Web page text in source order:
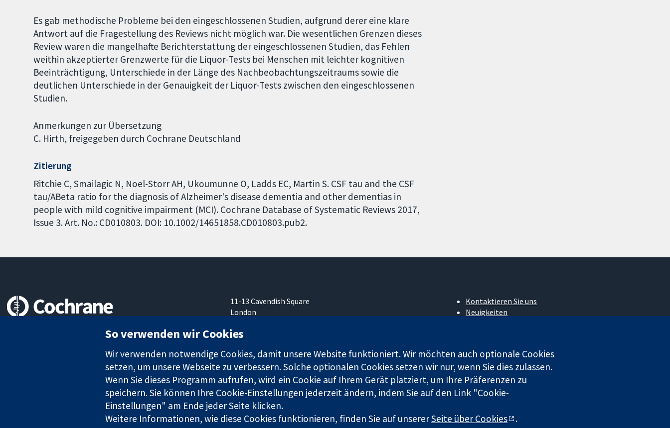
Es gab methodische Probleme bei den eingeschlossenen Studien, aufgrund derer eine klare
Antwort auf die Fragestellung des Reviews nicht möglich war. Die wesentlichen Grenzen dieses
Review waren die mangelhafte Berichterstattung der eingeschlossenen Studien, das Fehlen
weithin akzeptierter Grenzwerte für die Liquor-Tests bei Menschen mit leichter kognitiven
Beeinträchtigung, Unterschiede in der Länge des Nachbeobachtungszeitraums sowie die
deutlichen Unterschiede in der Genauigkeit der Liquor-Tests zwischen den eingeschlossenen
Studien.
Anmerkungen zur Übersetzung
C. Hirth, freigegeben durch Cochrane Deutschland
Zitierung
Ritchie C, Smailagic N, Noel-Storr AH, Ukoumunne O, Ladds EC, Martin S. CSF tau and the CSF
tau/ABeta ratio for the diagnosis of Alzheimer's disease dementia and other dementias in
people with mild cognitive impairment (MCI). Cochrane Database of Systematic Reviews 2017,
Issue 3. Art. No.: CD010803. DOI: 10.1002/14651858.CD010803.pub2.
11-13 Cavendish Square
London
Vereinigtes Königreich
Kontaktieren Sie uns
Neuigkeiten
Cochrane Library
Die Cochrane Collaboration ist eine gemeinützige Organisation (Nr. 1045921) und in England und in Wales als eine Gesellschaft mit beschränkter Haftung (Nr. 03044323) registriert. Umsatzsteuer-
Identifikationsnummer GB 718 2127 49.
Bedingungen für die Webseite Haftungsausschluss|Datenschutz
So verwenden wir Cookies
Wir verwenden notwendige Cookies, damit unsere Website funktioniert. Wir möchten auch optionale Cookies
setzen, um unsere Webseite zu verbessern. Solche optionalen Cookies setzen wir nur, wenn Sie dies zulassen.
Wenn Sie dieses Programm aufrufen, wird ein Cookie auf Ihrem Gerät platziert, um Ihre Präferenzen zu
speichern. Sie können Ihre Cookie-Einstellungen jederzeit ändern, indem Sie auf den Link "Cookie-
Einstellungen" am Ende jeder Seite klicken.
Weitere Informationen, wie diese Cookies funktionieren, finden Sie auf unsererSeite über Cookies .